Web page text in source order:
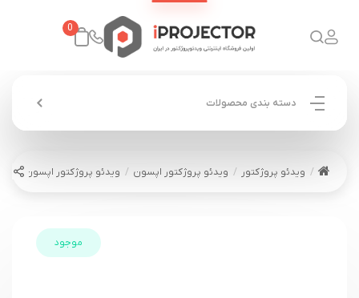
0
دسته بندی محصولات
ویدئو پروژکتور ویدئو پروژکتور اپسون ویدئو پروژکتور اپسون EPSON EB-982W
موجود